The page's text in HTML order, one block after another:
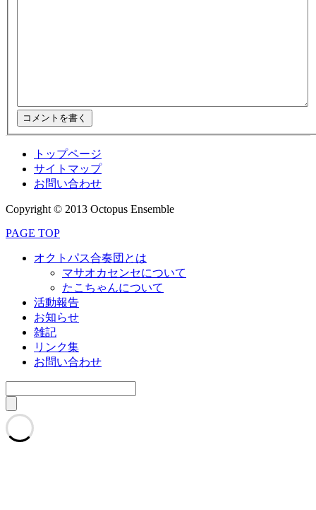
トップページ
サイトマップ
お問い合わせ
Copyright © 2013 Octopus Ensemble
PAGE TOP
オクトパス合奏団とは
マサオカセンセについて
たこちゃんについて
活動報告
お知らせ
雑記
リンク集
お問い合わせ